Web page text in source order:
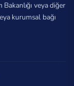
veya diğer
kurumsal bağı